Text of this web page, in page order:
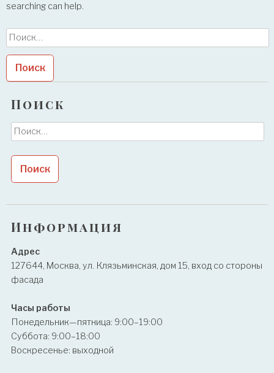
searching can help.
Найти:
Поиск
Найти:
Информация
Адрес
127644, Москва, ул. Клязьминская, дом 15, вход со стороны
фасада
Часы работы
Понедельник—пятница: 9:00–19:00
Суббота: 9:00–18:00
Воскресенье: выходной